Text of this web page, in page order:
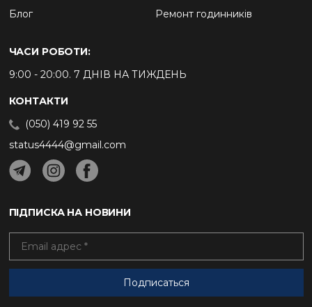
Блог
Ремонт годинників
ЧАСИ РОБОТИ:
9:00 - 20:00. 7 ДНІВ НА ТИЖДЕНЬ
КОНТАКТИ
(050) 419 92 55
status4444@gmail.com
ПІДПИСКА НА НОВИНИ